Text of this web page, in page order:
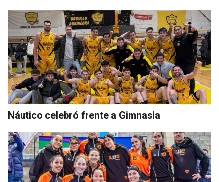
Náutico celebró frente a Gimnasia